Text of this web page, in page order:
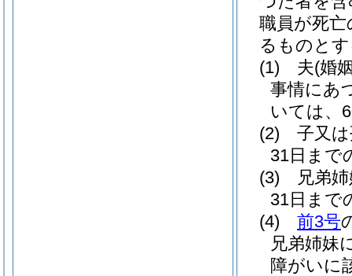
職員が死亡
るものと
(1)
夫(婚
事情にあ
いては、
(2)
子又
31日まで
(3)
兄弟
31日まで
(4)
前3号
兄弟姉妹
障がいに